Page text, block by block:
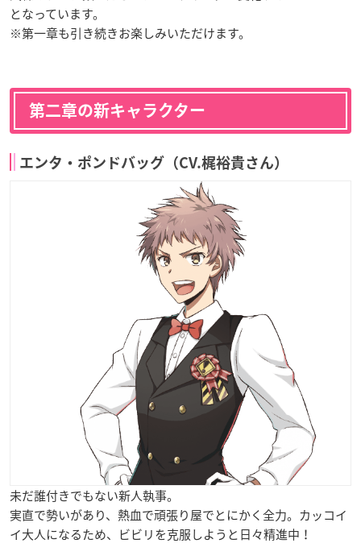
となっています。
※第一章も引き続きお楽しみいただけます。
第二章の新キャラクター
エンタ・ポンドバッグ（CV.梶裕貴さん）
未だ誰付きでもない新人執事。
実直で勢いがあり、熱血で頑張り屋でとにかく全力。カッコイ
イ大人になるため、ビビリを克服しようと日々精進中！